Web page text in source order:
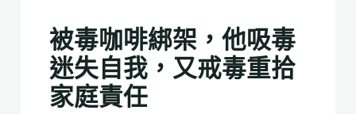
被毒咖啡綁架，他吸毒
迷失自我，又戒毒重拾
家庭責任